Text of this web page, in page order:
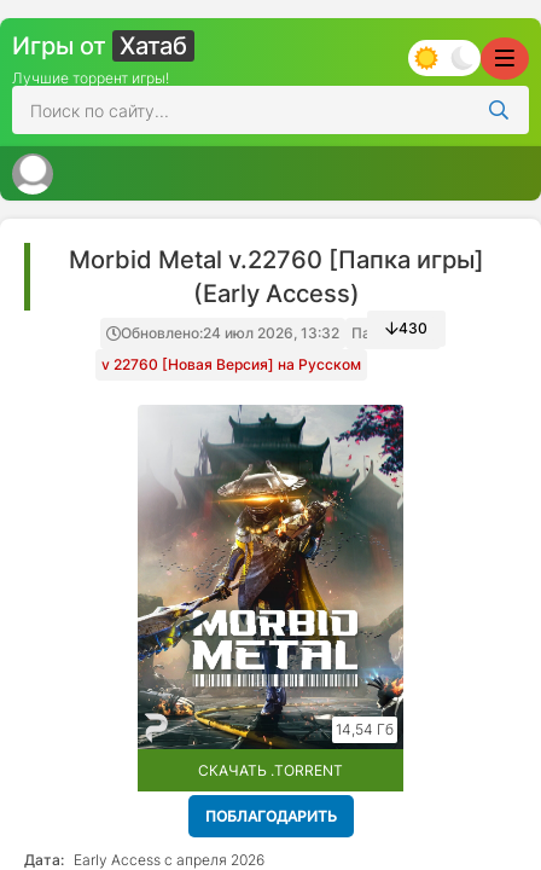
Игры от Хатаб
Лучшие торрент игры!
Morbid Metal v.22760 [Папка игры]
(Early Access)
Обновлено:24 июл 2026, 13:32
Папка игры
v 22760 [Новая Версия] на Русском
430
14,54 Гб
СКАЧАТЬ .TORRENT
ПОБЛАГОДАРИТЬ
Дата: Early Access с апреля 2026